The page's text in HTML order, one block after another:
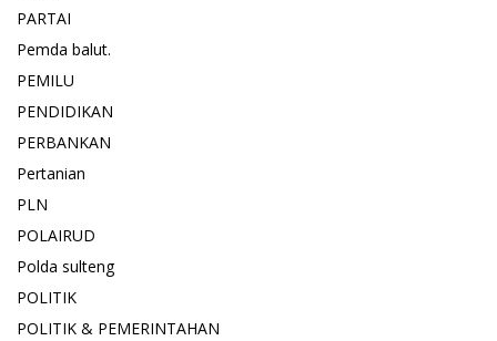
PARTAI
Pemda balut.
PEMILU
PENDIDIKAN
PERBANKAN
Pertanian
PLN
POLAIRUD
Polda sulteng
POLITIK
POLITIK & PEMERINTAHAN